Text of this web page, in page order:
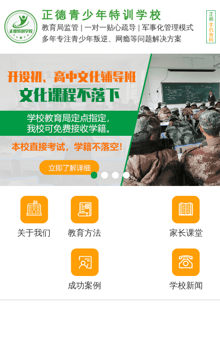
正德青少年特训学校
教育局监管 | 一对一贴心疏导 | 军事化管理模式
多年专注青少年叛逆、网瘾等问题解决方案
关于我们 教育方法 家长课堂
成功案例 学校新闻